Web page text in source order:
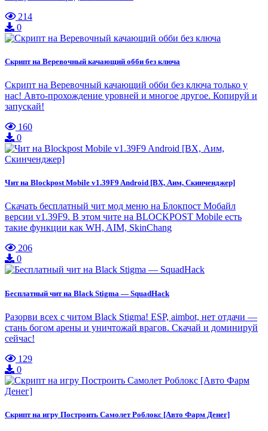
214
0
Скрипт на Веревочный качающий обби без ключа
Скрипт на Веревочный качающий обби без ключа только у
нас! Авто-прохождение уровней и многое другое. Копируй и
запускай!
160
0
Чит на Blockpost Mobile v1.39F9 Android [ВХ, Аим, Скинченджер]
Скачать бесплатный чит мод меню на Блокпост Мобайл
версии v1.39F9. В этом чите на BLOCKPOST Mobile есть
такие функции как WH, AIM, SkinChang
206
0
Бесплатный чит на Black Stigma — SquadHack
Разорви всех c читом Black Stigma! ESP, aimbot, нет отдачи —
стань богом арены и уничтожай врагов. Скачай и доминируй
сейчас!
129
0
Скрипт на игру Построить Самолет Роблокс [Авто Фарм Денег]